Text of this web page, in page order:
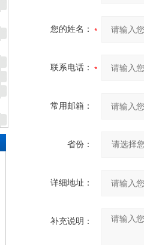
您的姓名：
联系电话：
常用邮箱：
省份：
详细地址：
补充说明：